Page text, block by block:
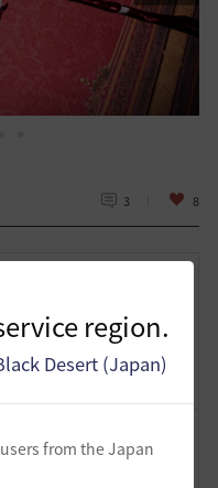
region.
Desert (Japan)
from the Japan
3 8
イで、あり(/・ω・)/